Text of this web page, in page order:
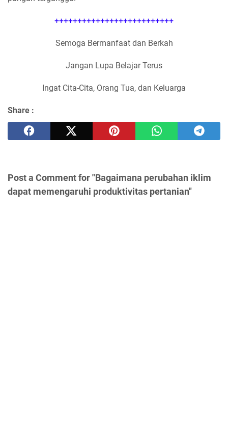
++++++++++++++++++++++++++
Semoga Bermanfaat dan Berkah
Jangan Lupa Belajar Terus
Ingat Cita-Cita, Orang Tua, dan Keluarga
Share :
Post a Comment for "Bagaimana perubahan iklim
dapat memengaruhi produktivitas pertanian"